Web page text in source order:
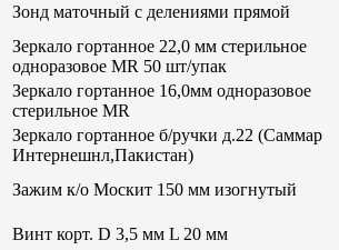
Зонд маточный с делениями прямой
Зеркало гортанное 22,0 мм стерильное
одноразовое MR 50 шт/упак
Зеркало гортанное 16,0мм одноразовое
стерильное MR
Зеркало гортанное б/ручки д.22 (Саммар
Интернешнл,Пакистан)
Зажим к/о Москит 150 мм изогнутый
Винт корт. D 3,5 мм L 20 мм